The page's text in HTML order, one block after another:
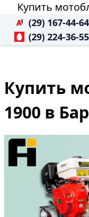
Купить
(29) 167-44-64
(29) 224-36-55
Купить
1900 в